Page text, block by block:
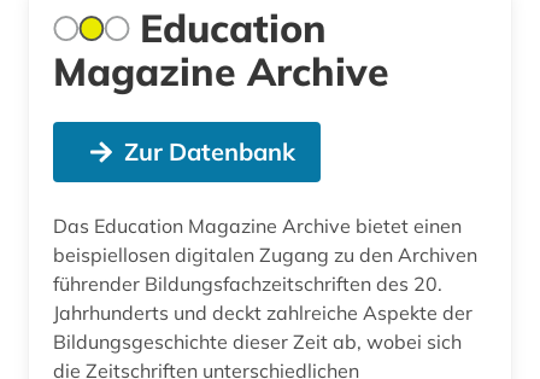
Education
Magazine Archive
Zur Datenbank
Das Education Magazine Archive bietet einen
beispiellosen digitalen Zugang zu den Archiven
führender Bildungsfachzeitschriften des 20.
Jahrhunderts und deckt zahlreiche Aspekte der
Bildungsgeschichte dieser Zeit ab, wobei sich
die Zeitschriften unterschiedlichen